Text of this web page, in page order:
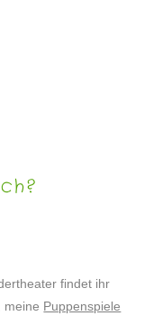
findet ihr
, meine Puppenspiele